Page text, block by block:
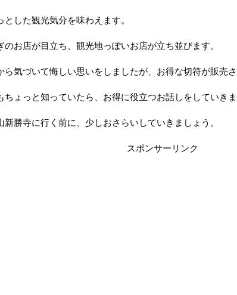
とした観光気分を味わえます。
のお店が目立ち、観光地っぽいお店が立ち並びます。
ら気づいて悔しい思いをしましたが、お得な切符が販売さ
ちょっと知っていたら、お得に役立つお話しをしていきま
新勝寺に行く前に、少しおさらいしていきましょう。
スポンサーリンク